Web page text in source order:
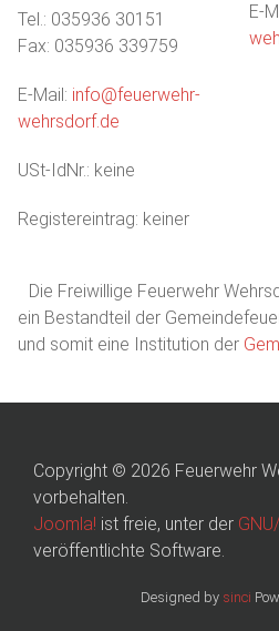
Tel.: 035936 30151
Fax: 035936 339759
E-Mail: info@feuerwehr-
wehrsdorf.de
USt-IdNr.: keine
Registereintrag: keiner
E-
Die Freiwillige Feuerwehr
ein Bestandteil der
und somit eine Institution der
Copyright © 2026 Feuerwehr
vorbehalten.
Joomla! ist freie, unter der
veröffentlichte Software.
Designed by sinci